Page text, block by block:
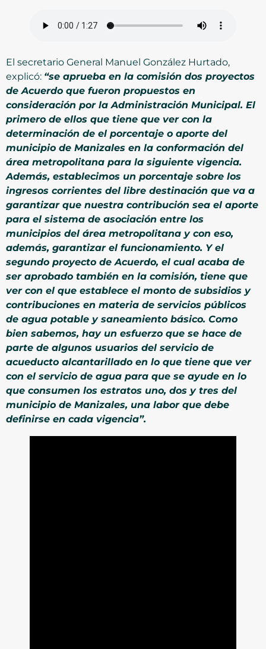
El secretario General Manuel González Hurtado,
explicó: “se aprueba en la comisión dos proyectos
de Acuerdo que fueron propuestos en
consideración por la Administración Municipal. El
primero de ellos que tiene que ver con la
determinación de el porcentaje o aporte del
municipio de Manizales en la conformación del
área metropolitana para la siguiente vigencia.
Además, establecimos un porcentaje sobre los
ingresos corrientes del libre destinación que va a
garantizar que nuestra contribución sea el aporte
para el sistema de asociación entre los
municipios del área metropolitana y con eso,
además, garantizar el funcionamiento. Y el
segundo proyecto de Acuerdo, el cual acaba de
ser aprobado también en la comisión, tiene que
ver con el que establece el monto de subsidios y
contribuciones en materia de servicios públicos
de agua potable y saneamiento básico. Como
bien sabemos, hay un esfuerzo que se hace de
parte de algunos usuarios del servicio de
acueducto alcantarillado en lo que tiene que ver
con el servicio de agua para que se ayude en lo
que consumen los estratos uno, dos y tres del
municipio de Manizales, una labor que debe
definirse en cada vigencia”.